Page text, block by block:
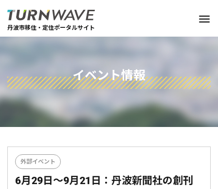
丹波市移住・定住ポータルサイト
イベント情報
外部イベント
6月29日～9月21日：丹波新聞社の創刊